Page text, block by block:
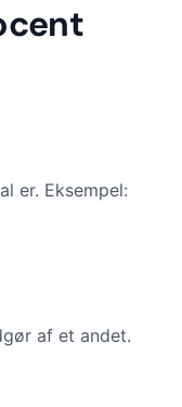
er. Eksempel:
af et andet.